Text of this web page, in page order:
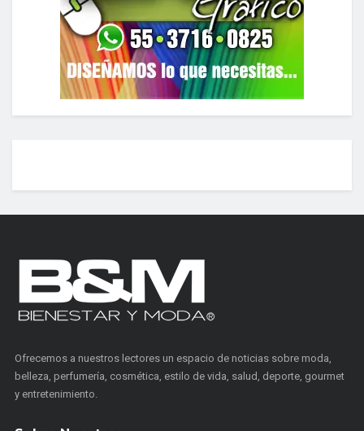
Ofrecemos a nuestros lectores un espacio de noticias sobre moda,
belleza, perfumería, cosmética, estilo de vida, salud, deporte, gourmet
y entretenimiento.